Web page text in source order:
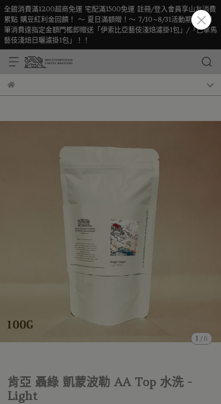
全館消費滿1200超商免運 宅配滿1500免運 註冊/登入會員享山友消費
累點 購豆紅利金回饋！ ～ 夏日滿額贈！～ 7/10~8/31活動期間凡單
筆消費達指定金額門檻即贈送「伊索比亞藝伎淺焙濾掛1包」/「巴拿馬
藝伎淺焙日曬濾掛1包」！！
1 / 6
肯亞 聶綠 凱蒙波勒 AA Top 水洗 -
Light